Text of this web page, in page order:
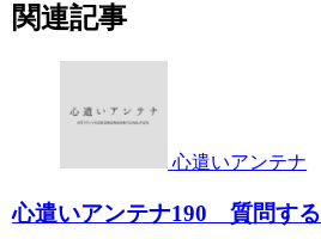
関連記事
心遣いアンテナ
心遣いアンテナ190 質問する